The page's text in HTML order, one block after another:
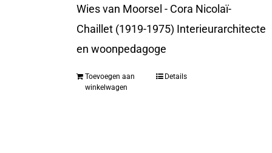
Wies van Moorsel - Cora Nicolaï-
Chaillet (1919-1975) Interieurarchitecte
en woonpedagoge
Toevoegen aan
winkelwagen
Details